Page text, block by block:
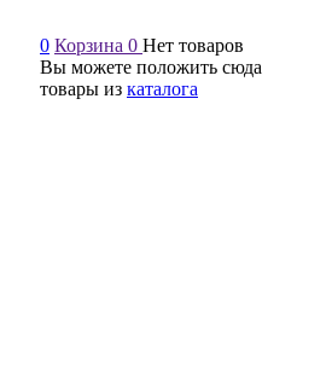
0 Корзина 0 Нет товаров
Вы можете положить сюда
товары из каталога